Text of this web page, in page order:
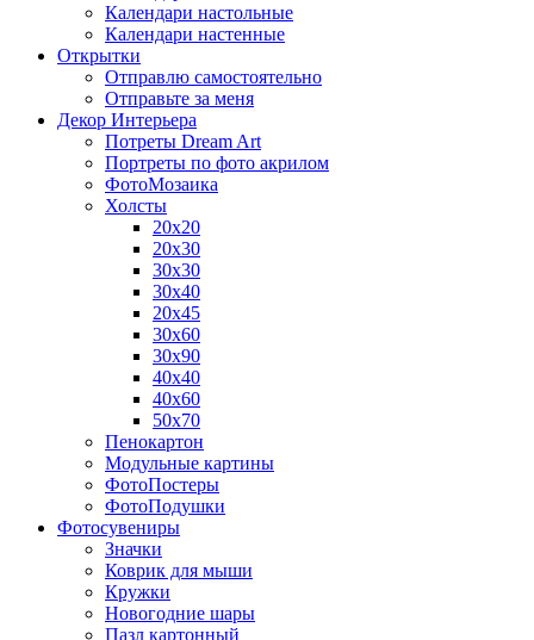
Календари настольные
Календари настенные
Открытки
Отправлю самостоятельно
Отправьте за меня
Декор Интерьера
Потреты Dream Art
Портреты по фото акрилом
ФотоМозаика
Холсты
20х20
20х30
30х30
30х40
20х45
30х60
30х90
40х40
40х60
50х70
Пенокартон
Модульные картины
ФотоПостеры
ФотоПодушки
Фотоcувениры
Значки
Коврик для мыши
Кружки
Новогодние шары
Пазл картонный